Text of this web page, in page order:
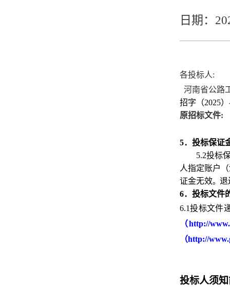
日期：
各投标人:
河南省公路
招字（2025）
原招标文件:
5．投标保证
5.2投标
人指定账户（
证金无效。 退
6．投标文件
6.1投标文件
（http://
（http://
投标人须